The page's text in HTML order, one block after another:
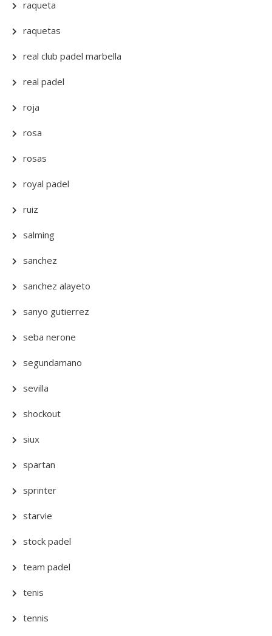
raqueta
raquetas
real club padel marbella
real padel
roja
rosa
rosas
royal padel
ruiz
salming
sanchez
sanchez alayeto
sanyo gutierrez
seba nerone
segundamano
sevilla
shockout
siux
spartan
sprinter
starvie
stock padel
team padel
tenis
tennis